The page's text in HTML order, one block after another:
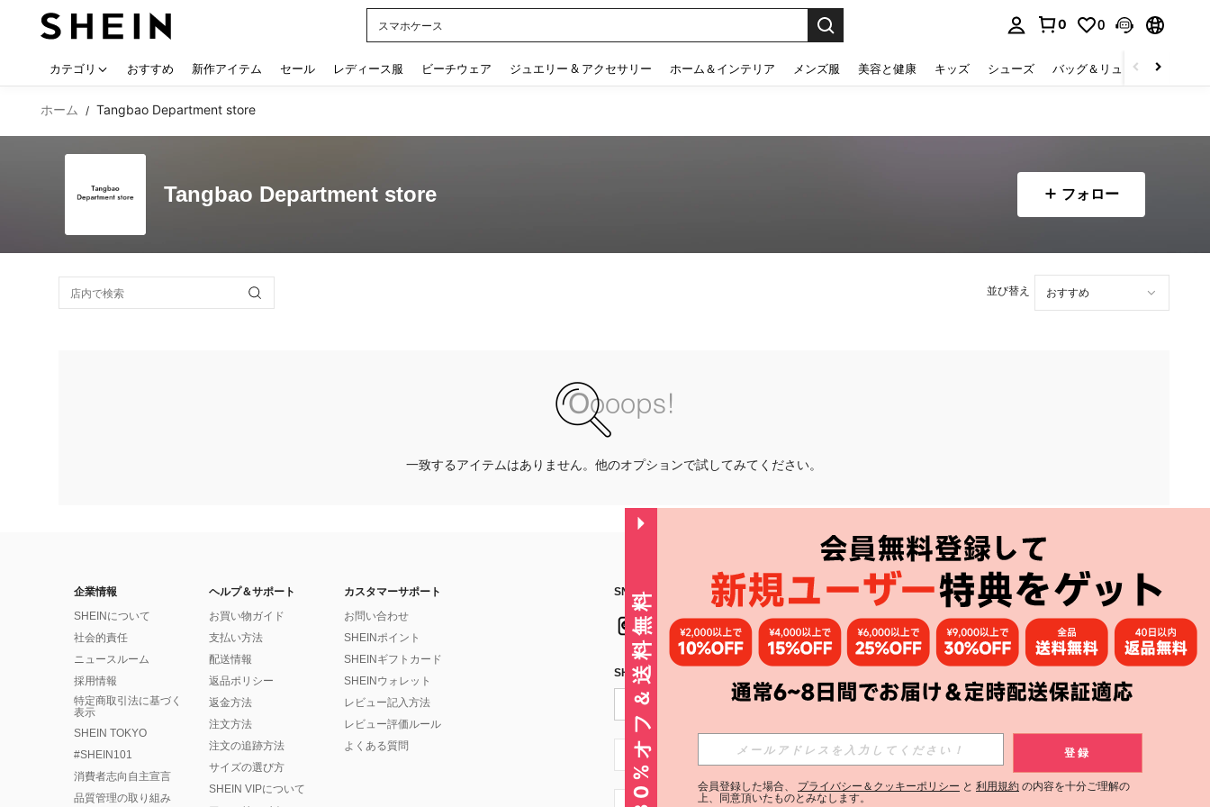
シール
0 0
カテゴリ おすすめ 新作アイテム セール レディース服 ビーチウェア ジュエリー & アクセサリー ホーム＆インテリア メンズ服 美容と健康 キッズ シューズ バッグ＆リュック
ホーム / Tangbao Department store
Tangbao Department store フォロー
並び替え
一致するアイテムはありません。他のオプションで試してみてください。
企業情報
SHEINについて
社会的責任
ニュースルーム
採用情報
特定商取引法に基づく
表示
SHEIN TOKYO
#SHEIN101
消費者志向自主宣言
品質管理の取り組み
ヘルプ＆サポート
お買い物ガイド
支払い方法
配送情報
返品ポリシー
返金方法
注文方法
注文の追跡方法
サイズの選び方
SHEIN VIPについて
カスタマーサポート
お問い合わせ
SHEINポイント
SHEINギフトカード
SHEINウォレット
レビュー記入方法
レビュー評価ルール
よくある質問
SNSフォローはこちら： アプリ
SHEIN STYLE NEWSを購読する
購読
JP + 81 登録する
30%オフ＆送料無料 登録
会員登録した場合、 プライバシー＆クッキーポリシー と 利用規約 の内容を十分ご理解の
上、同意頂いたものとみなします。